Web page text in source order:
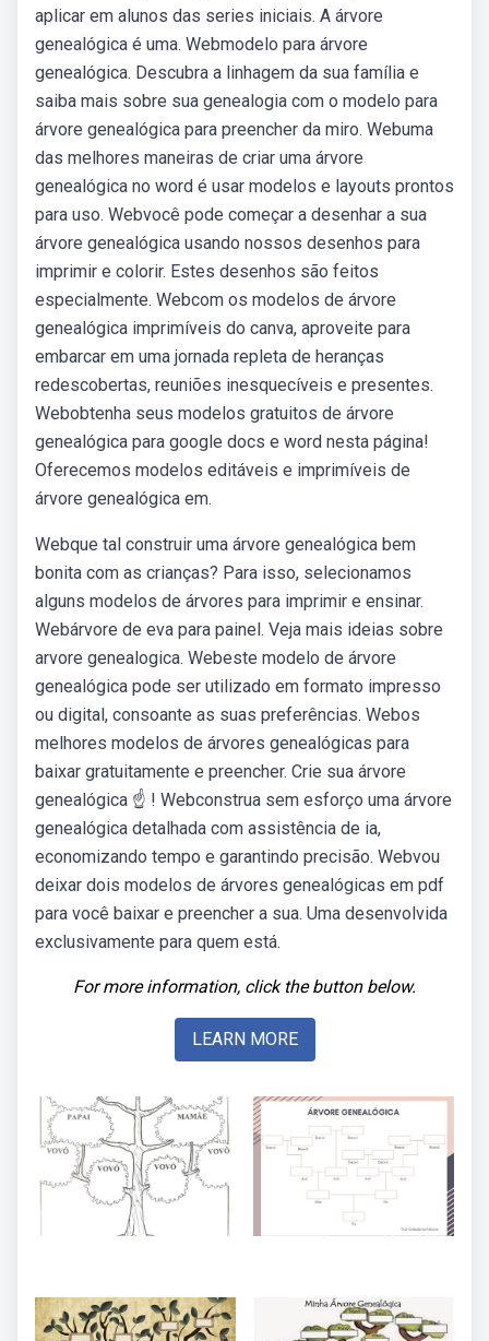
aplicar em alunos das series iniciais. A árvore
genealógica é uma. Webmodelo para árvore
genealógica. Descubra a linhagem da sua família e
saiba mais sobre sua genealogia com o modelo para
árvore genealógica para preencher da miro. Webuma
das melhores maneiras de criar uma árvore
genealógica no word é usar modelos e layouts prontos
para uso. Webvocê pode começar a desenhar a sua
árvore genealógica usando nossos desenhos para
imprimir e colorir. Estes desenhos são feitos
especialmente. Webcom os modelos de árvore
genealógica imprimíveis do canva, aproveite para
embarcar em uma jornada repleta de heranças
redescobertas, reuniões inesquecíveis e presentes.
Webobtenha seus modelos gratuitos de árvore
genealógica para google docs e word nesta página!
Oferecemos modelos editáveis e imprimíveis de
árvore genealógica em.
Webque tal construir uma árvore genealógica bem
bonita com as crianças? Para isso, selecionamos
alguns modelos de árvores para imprimir e ensinar.
Webárvore de eva para painel. Veja mais ideias sobre
arvore genealogica. Webeste modelo de árvore
genealógica pode ser utilizado em formato impresso
ou digital, consoante as suas preferências. Webos
melhores modelos de árvores genealógicas para
baixar gratuitamente e preencher. Crie sua árvore
genealógica ☝ ! Webconstrua sem esforço uma árvore
genealógica detalhada com assistência de ia,
economizando tempo e garantindo precisão. Webvou
deixar dois modelos de árvores genealógicas em pdf
para você baixar e preencher a sua. Uma desenvolvida
exclusivamente para quem está.
For more information, click the button below.
LEARN MORE